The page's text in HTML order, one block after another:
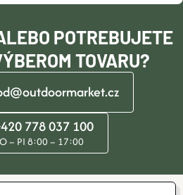
POTREBUJETE
TOVARU?
778 037 100
– PI 8:00 – 17:00